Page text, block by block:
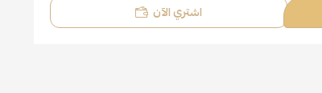
اشتري الآن